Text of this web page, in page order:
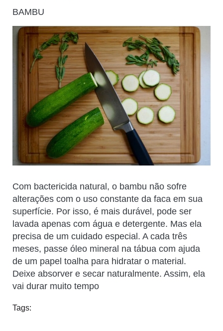
BAMBU
Com bactericida natural, o bambu não sofre
alterações com o uso constante da faca em sua
superfície. Por isso, é mais durável, pode ser
lavada apenas com água e detergente. Mas ela
precisa de um cuidado especial. A cada três
meses, passe óleo mineral na tábua com ajuda
de um papel toalha para hidratar o material.
Deixe absorver e secar naturalmente. Assim, ela
vai durar muito tempo
Tags: